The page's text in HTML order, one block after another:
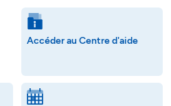
Accéder au Centre d'aide